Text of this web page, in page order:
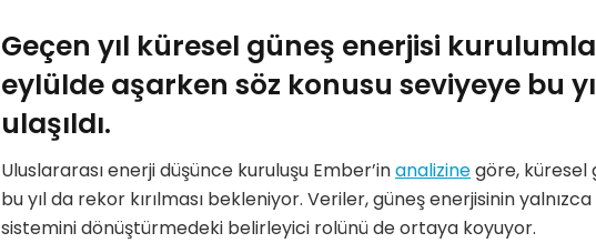
Geçen yıl küresel güneş enerjisi
eylülde aşarken söz konusu seviyeye bu
ulaşıldı.
Uluslararası enerji düşünce kuruluşu Ember’inanalizinegöre, küresel
bu yıl da rekor kırılması bekleniyor. Veriler, güneş enerjisinin
sistemini dönüştürmedeki belirleyici rolünü de ortaya koyuyor.